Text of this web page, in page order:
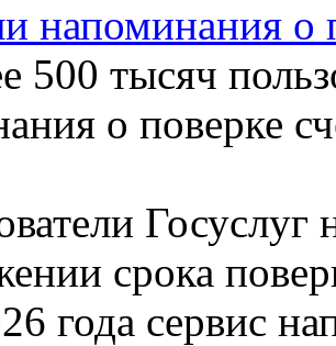
напоминания о
тысяч
о поверке
Госуслуг
срока
года сервис